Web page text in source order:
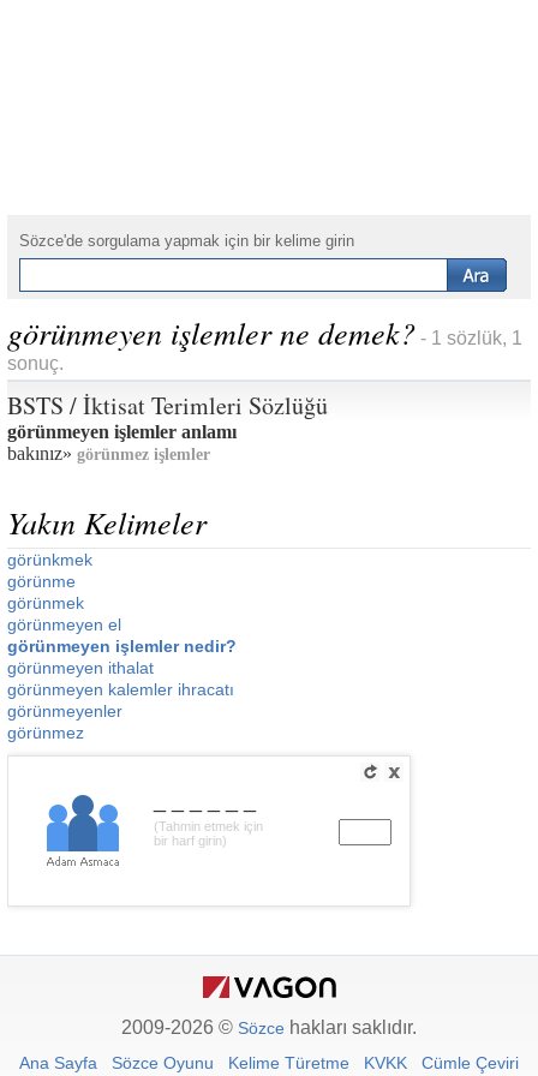
Sözce'de sorgulama yapmak için bir kelime girin
görünmeyen işlemler ne demek? - 1 sözlük, 1
sonuç.
BSTS / İktisat Terimleri Sözlüğü
görünmeyen işlemler anlamı
bakınız» görünmez işlemler
Yakın Kelimeler
görünkmek
görünme
görünmek
görünmeyen el
görünmeyen işlemler nedir?
görünmeyen ithalat
görünmeyen kalemler ihracatı
görünmeyenler
görünmez
(Tahmin etmek için
bir harf girin)
2009-2026 © Sözce hakları saklıdır.
Ana Sayfa Sözce Oyunu Kelime Türetme KVKK Cümle Çeviri